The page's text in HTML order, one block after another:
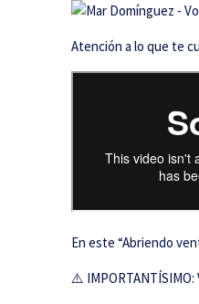
Atención a lo que te
En este “Abriendo
⚠️